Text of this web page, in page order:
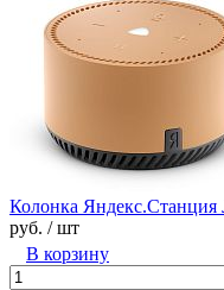
Колонка
руб. / шт
В корзину